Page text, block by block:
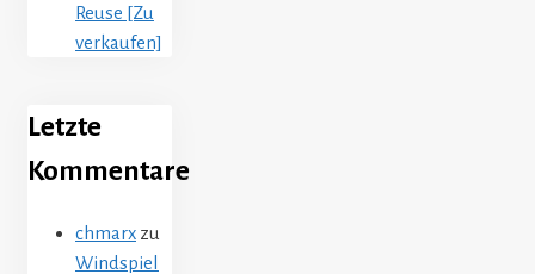
Reuse [Zu
verkaufen]
Letzte
Kommentare
chmarx zu
Windspiel